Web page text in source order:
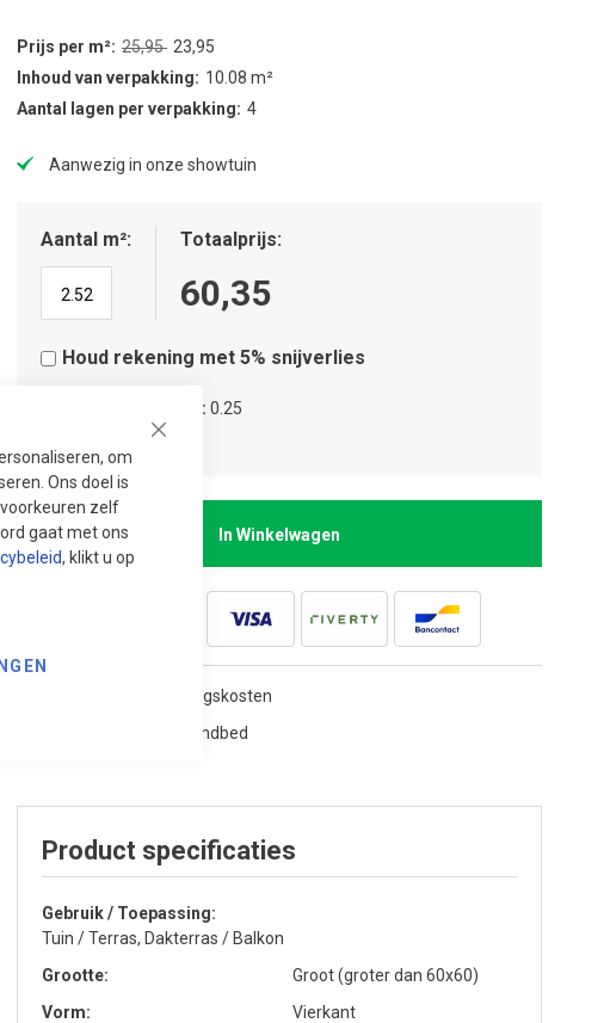
om
Ons doel is
zelf
gaat met ons
, klikt u op
Prijs per m² 25,95 23,95
Inhoud van verpakking
10.08 m²
Aantal lagen per verpakking
4
Aanwezig in onze showtuin
Aantal m² Totaalprijs
60,35
Houd rekening met 5% snijverlies
0.25
1
In Winkelwagen
Goedkope verwerkingskosten
Te leggen op een zandbed
Product specificaties
Gebruik / Toepassing
Tuin / Terras, Dakterras / Balkon
Grootte
Groot (groter dan 60x60)
Vorm
Vierkant